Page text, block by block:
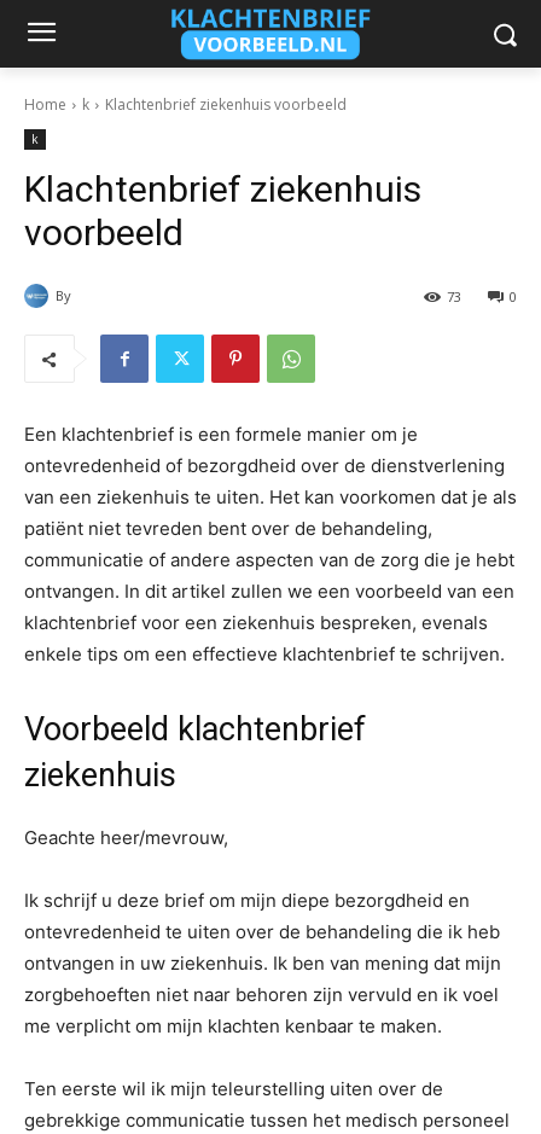
Home k Klachtenbrief ziekenhuis voorbeeld
k
Klachtenbrief ziekenhuis
voorbeeld
By 0
73
Een klachtenbrief is een formele manier om je
ontevredenheid of bezorgdheid over de dienstverlening
van een ziekenhuis te uiten. Het kan voorkomen dat je als
patiënt niet tevreden bent over de behandeling,
communicatie of andere aspecten van de zorg die je hebt
ontvangen. In dit artikel zullen we een voorbeeld van een
klachtenbrief voor een ziekenhuis bespreken, evenals
enkele tips om een effectieve klachtenbrief te schrijven.
Voorbeeld klachtenbrief
ziekenhuis
Geachte heer/mevrouw,
Ik schrijf u deze brief om mijn diepe bezorgdheid en
ontevredenheid te uiten over de behandeling die ik heb
ontvangen in uw ziekenhuis. Ik ben van mening dat mijn
zorgbehoeften niet naar behoren zijn vervuld en ik voel
me verplicht om mijn klachten kenbaar te maken.
Ten eerste wil ik mijn teleurstelling uiten over de
gebrekkige communicatie tussen het medisch personeel